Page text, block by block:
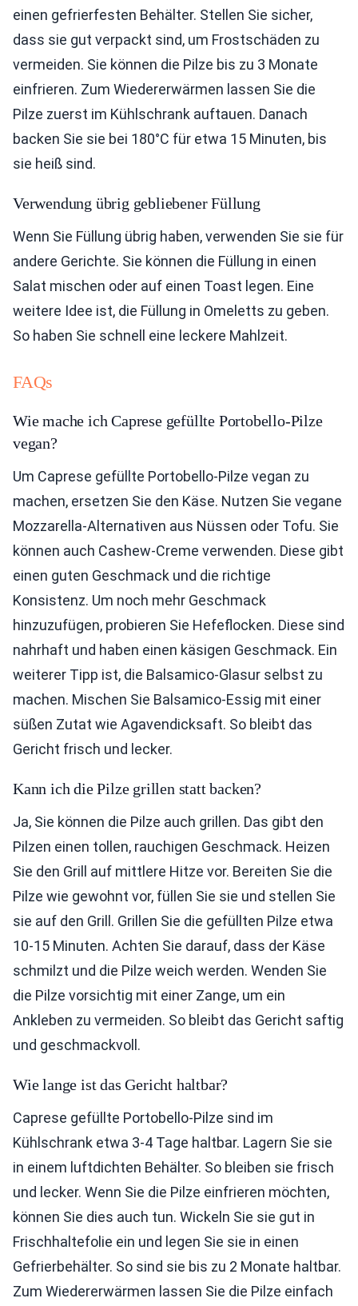
einen gefrierfesten Behälter. Stellen Sie sicher,
dass sie gut verpackt sind, um Frostschäden zu
vermeiden. Sie können die Pilze bis zu 3 Monate
einfrieren. Zum Wiedererwärmen lassen Sie die
Pilze zuerst im Kühlschrank auftauen. Danach
backen Sie sie bei 180°C für etwa 15 Minuten, bis
sie heiß sind.
Verwendung übrig gebliebener Füllung
Wenn Sie Füllung übrig haben, verwenden Sie sie für
andere Gerichte. Sie können die Füllung in einen
Salat mischen oder auf einen Toast legen. Eine
weitere Idee ist, die Füllung in Omeletts zu geben.
So haben Sie schnell eine leckere Mahlzeit.
FAQs
Wie mache ich Caprese gefüllte Portobello-Pilze
vegan?
Um Caprese gefüllte Portobello-Pilze vegan zu
machen, ersetzen Sie den Käse. Nutzen Sie vegane
Mozzarella-Alternativen aus Nüssen oder Tofu. Sie
können auch Cashew-Creme verwenden. Diese gibt
einen guten Geschmack und die richtige
Konsistenz. Um noch mehr Geschmack
hinzuzufügen, probieren Sie Hefeflocken. Diese sind
nahrhaft und haben einen käsigen Geschmack. Ein
weiterer Tipp ist, die Balsamico-Glasur selbst zu
machen. Mischen Sie Balsamico-Essig mit einer
süßen Zutat wie Agavendicksaft. So bleibt das
Gericht frisch und lecker.
Kann ich die Pilze grillen statt backen?
Ja, Sie können die Pilze auch grillen. Das gibt den
Pilzen einen tollen, rauchigen Geschmack. Heizen
Sie den Grill auf mittlere Hitze vor. Bereiten Sie die
Pilze wie gewohnt vor, füllen Sie sie und stellen Sie
sie auf den Grill. Grillen Sie die gefüllten Pilze etwa
10-15 Minuten. Achten Sie darauf, dass der Käse
schmilzt und die Pilze weich werden. Wenden Sie
die Pilze vorsichtig mit einer Zange, um ein
Ankleben zu vermeiden. So bleibt das Gericht saftig
und geschmackvoll.
Wie lange ist das Gericht haltbar?
Caprese gefüllte Portobello-Pilze sind im
Kühlschrank etwa 3-4 Tage haltbar. Lagern Sie sie
in einem luftdichten Behälter. So bleiben sie frisch
und lecker. Wenn Sie die Pilze einfrieren möchten,
können Sie dies auch tun. Wickeln Sie sie gut in
Frischhaltefolie ein und legen Sie sie in einen
Gefrierbehälter. So sind sie bis zu 2 Monate haltbar.
Zum Wiedererwärmen lassen Sie die Pilze einfach